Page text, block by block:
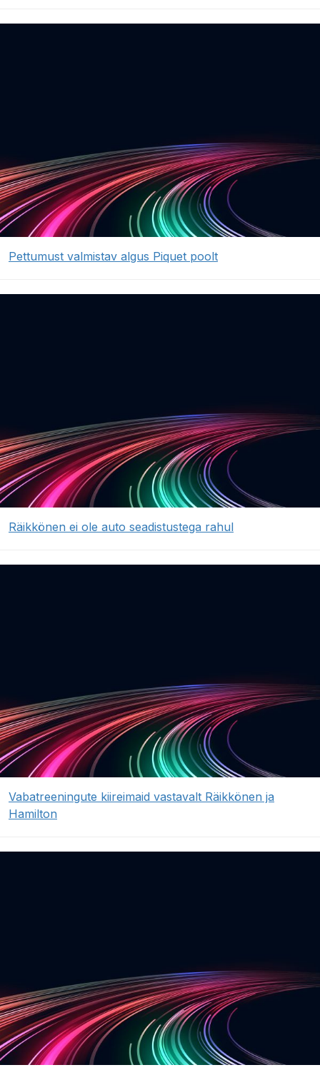
Pettumust valmistav algus Piquet poolt
Räikkönen ei ole auto seadistustega rahul
Vabatreeningute kiireimaid vastavalt Räikkönen ja
Hamilton